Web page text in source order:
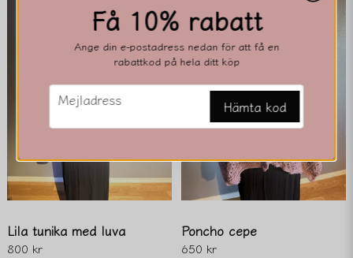
Lila tunika med luva
800 kr
Poncho cepe
650 kr
Ja, ni får publicera min fråga
Skicka fråga
Få 10% rabatt
Ange din e-postadress nedan för att få en
rabattkod på hela ditt köp
email
Mejladress Hämta kod